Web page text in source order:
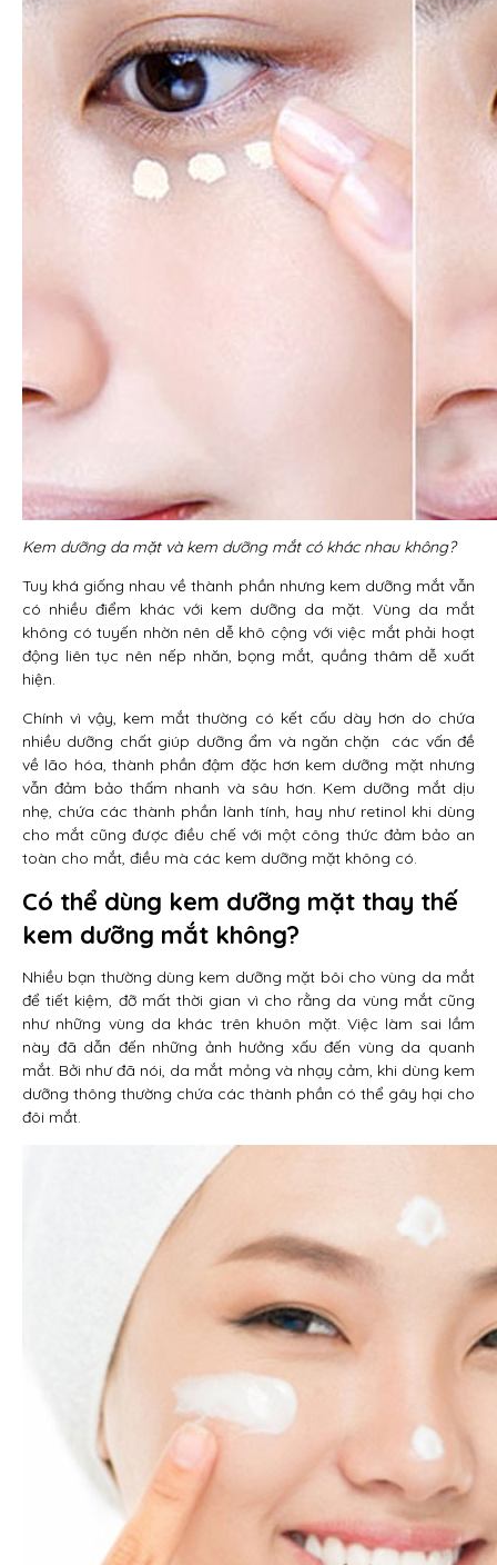
Kem dưỡng da mặt và kem dưỡng mắt có khác nhau không?
Tuy khá giống nhau về thành phần nhưng kem dưỡng mắt vẫn
có nhiều điểm khác với kem dưỡng da mặt. Vùng da mắt
không có tuyến nhờn nên dễ khô cộng với việc mắt phải hoạt
động liên tục nên nếp nhăn, bọng mắt, quầng thâm dễ xuất
hiện.
Chính vì vậy, kem mắt thường có kết cấu dày hơn do chứa
nhiều dưỡng chất giúp dưỡng ẩm và ngăn chặn các vấn đề
về lão hóa, thành phần đậm đặc hơn kem dưỡng mặt nhưng
vẫn đảm bảo thấm nhanh và sâu hơn. Kem dưỡng mắt dịu
nhẹ, chứa các thành phần lành tính, hay như retinol khi dùng
cho mắt cũng được điều chế với một công thức đảm bảo an
toàn cho mắt, điều mà các kem dưỡng mặt không có.
Có thể dùng kem dưỡng mặt thay thế
kem dưỡng mắt không?
Nhiều bạn thường dùng kem dưỡng mặt bôi cho vùng da mắt
để tiết kiệm, đỡ mất thời gian vì cho rằng da vùng mắt cũng
như những vùng da khác trên khuôn mặt. Việc làm sai lầm
này đã dẫn đến những ảnh hưởng xấu đến vùng da quanh
mắt. Bởi như đã nói, da mắt mỏng và nhạy cảm, khi dùng kem
dưỡng thông thường chứa các thành phần có thể gây hại cho
đôi mắt.